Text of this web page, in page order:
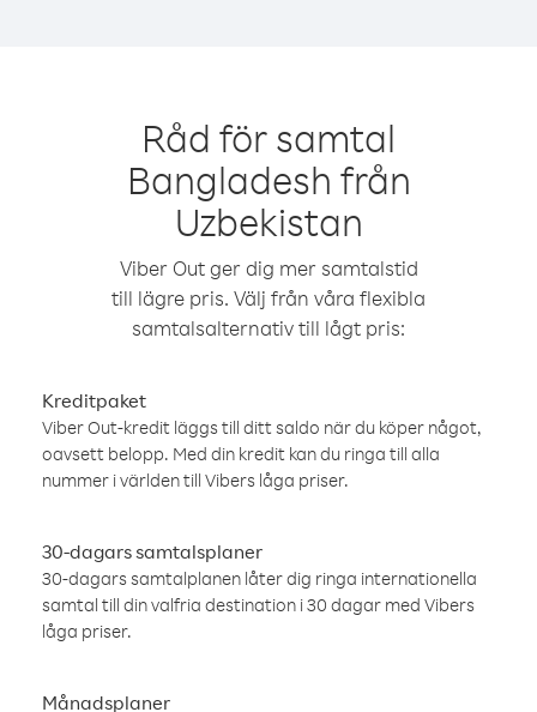
Råd för samtal
Bangladesh från
Uzbekistan
Viber Out ger dig mer samtalstid
till lägre pris. Välj från våra flexibla
samtalsalternativ till lågt pris:
Kreditpaket
Viber Out-kredit läggs till ditt saldo när du köper något,
oavsett belopp. Med din kredit kan du ringa till alla
nummer i världen till Vibers låga priser.
30-dagars samtalsplaner
30-dagars samtalplanen låter dig ringa internationella
samtal till din valfria destination i 30 dagar med Vibers
låga priser.
Månadsplaner